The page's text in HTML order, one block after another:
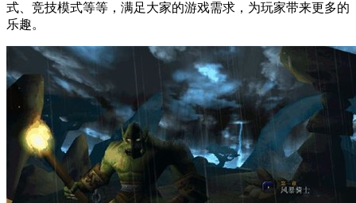
式、竞技模式等等，满足大家的游戏需求，为玩家带来更多的
乐趣。